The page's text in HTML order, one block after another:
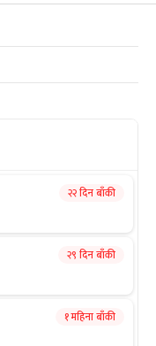
२२ दिन बाँकी
२९ दिन बाँकी
१ महिना बाँकी